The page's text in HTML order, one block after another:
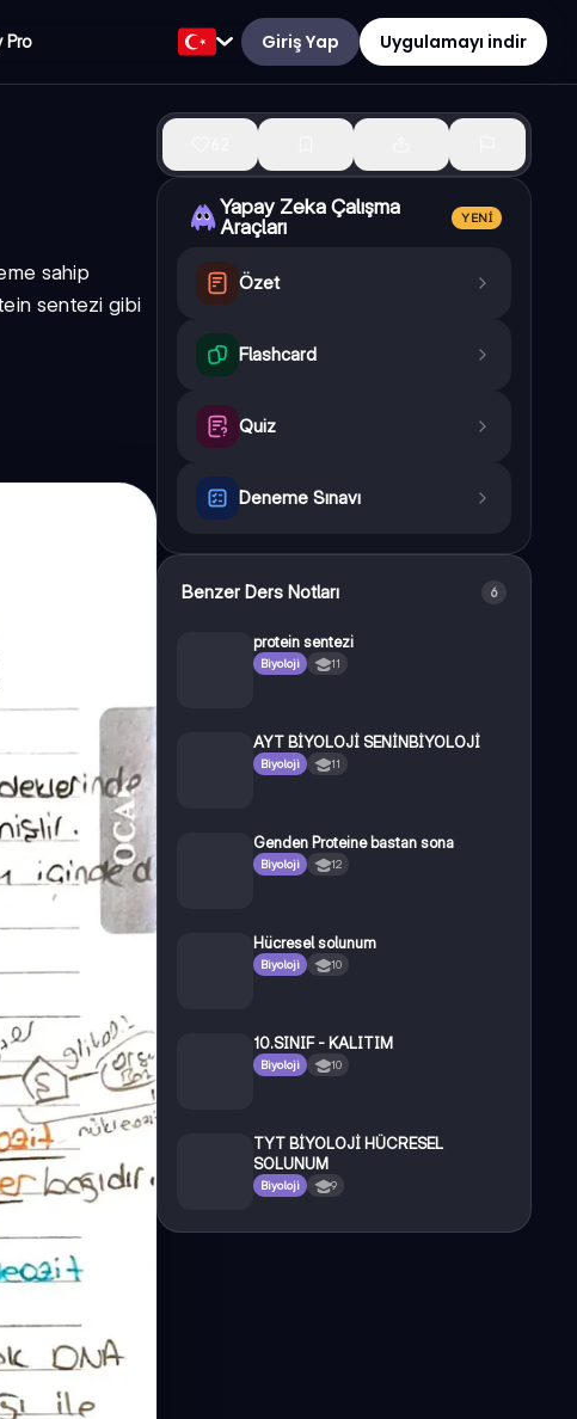
Pro Giriş Yap Uygulamayı indir
sahip
sentezi gibi
Yapay Zeka Çalışma
Araçları
YENI
Özet
Flashcard
Quiz
Deneme Sınavı
Benzer Ders Notları 6
protein sentezi
Biyoloji 11
AYT BİYOLOJİ SENİNBİYOLOJİ
Biyoloji 11
Genden Proteine bastan sona
Biyoloji 12
Hücresel solunum
Biyoloji 10
10.SINIF - KALITIM
Biyoloji 10
TYT BİYOLOJİ HÜCRESEL
SOLUNUM
Biyoloji 9